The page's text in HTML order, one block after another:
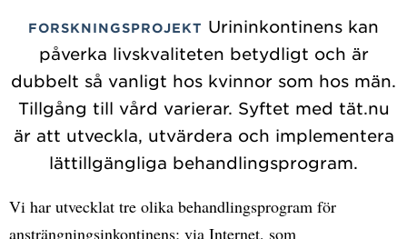
FORSKNINGSPROJEKT Urininkontinens kan
påverka livskvaliteten betydligt och är
dubbelt så vanligt hos kvinnor som hos män.
Tillgång till vård varierar. Syftet med tät.nu
är att utveckla, utvärdera och implementera
lättillgängliga behandlingsprogram.
Vi har utvecklat tre olika behandlingsprogram för
ansträngningsinkontinens; via Internet, som